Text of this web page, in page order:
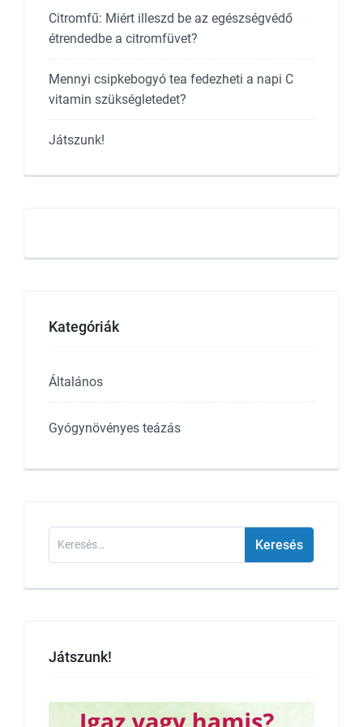
Citromfű: Miért illeszd be az egészségvédő
étrendedbe a citromfüvet?
Mennyi csipkebogyó tea fedezheti a napi C
vitamin szükségletedet?
Játszunk!
Kategóriák
Általános
Gyógynövényes teázás
Keresés:
Játszunk!